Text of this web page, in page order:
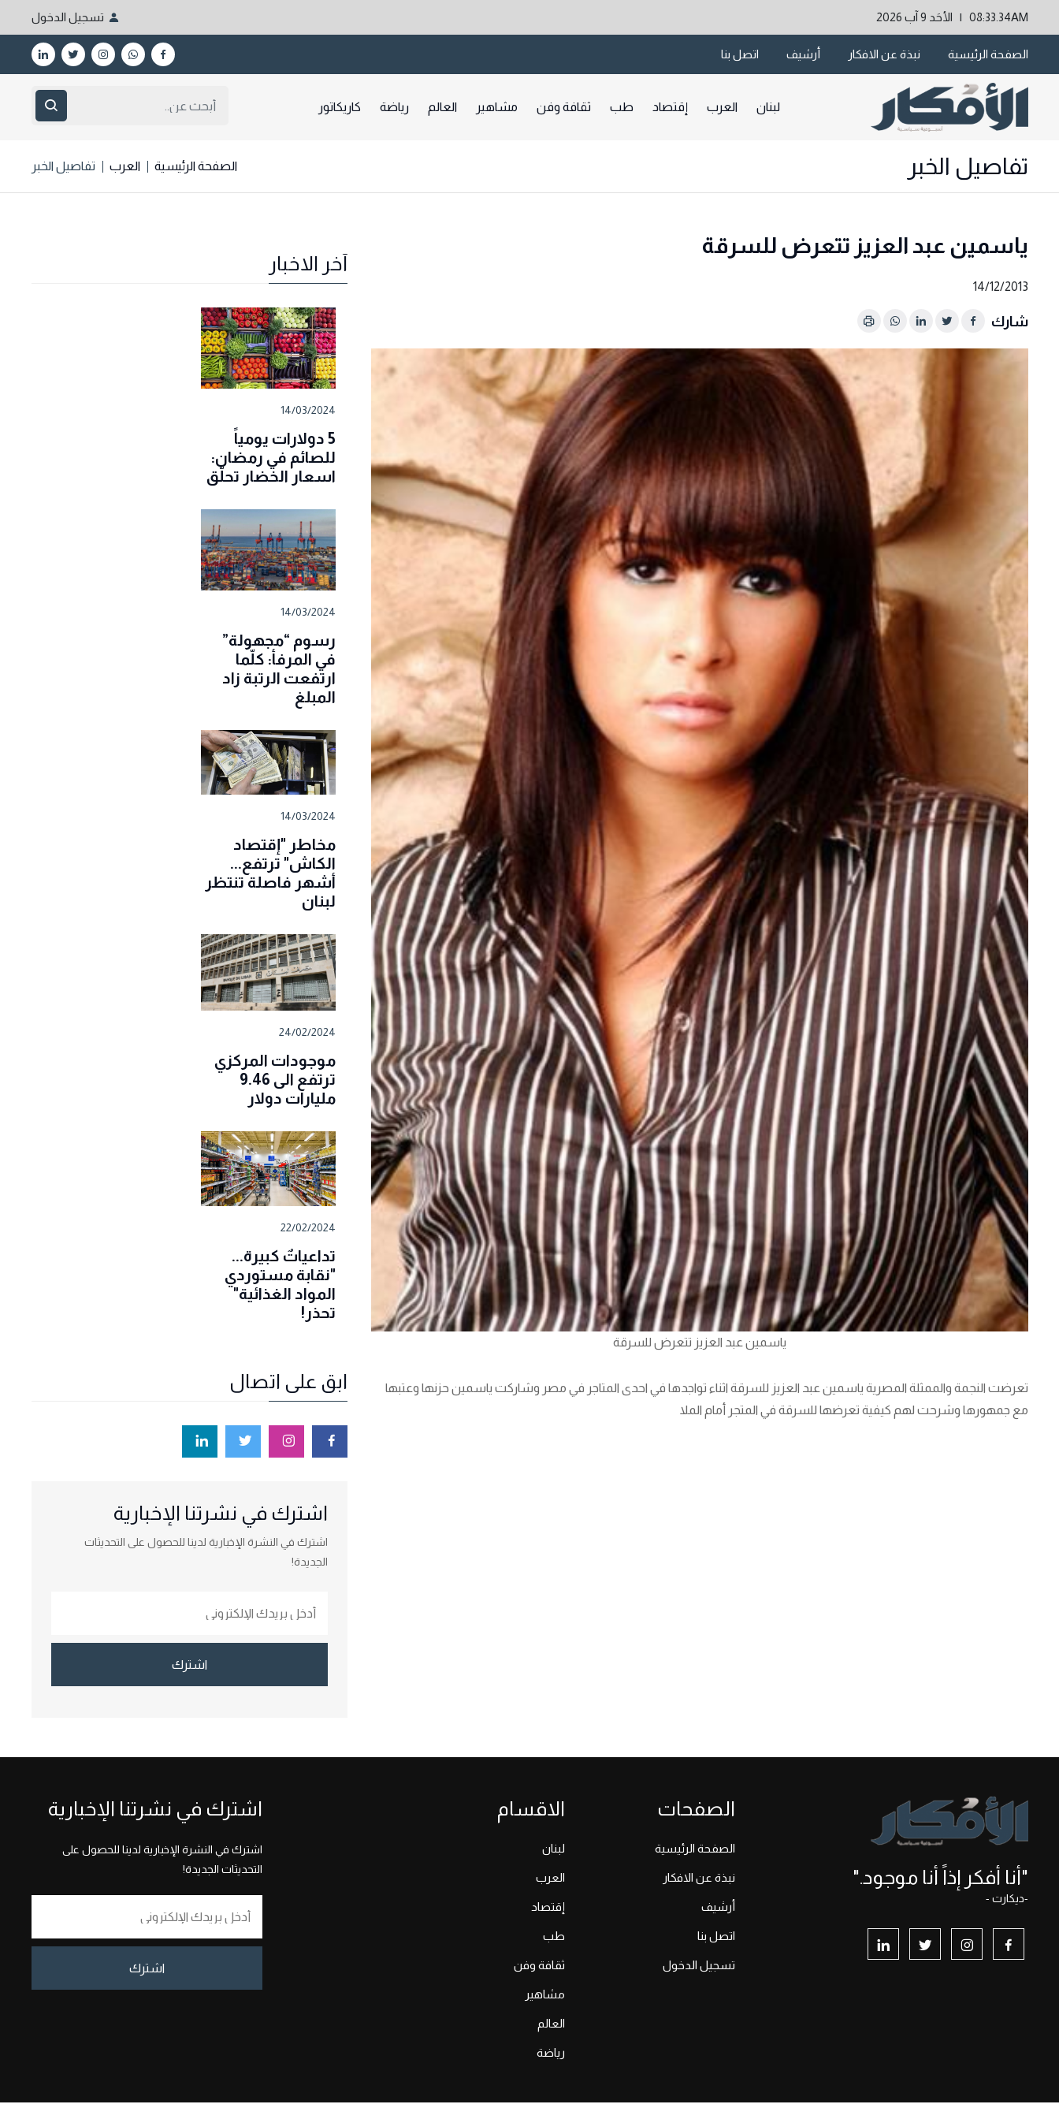
08:33.34AM | الأحَد 9 آب 2026 تسجيل الدخول
الصفحة الرئيسية نبذة عن الافكار أرشيف اتصل بنا
لبنان العرب إقتصاد طب ثقافة وفن مشاهير العالم رياضة كاريكاتور
تفاصيل الخبر الصفحة الرئيسية العرب تفاصيل الخبر
ياسمين عبد العزيز تتعرض للسرقة
14/12/2013
شارك
ياسمين عبد العزيز تتعرض للسرقة
تعرضت النجمة والممثلة المصرية ياسمين عبد العزيز للسرقة اثناء تواجدها في احدى المتاجر في مصر وشاركت ياسمين حزنها وعتبها
مع جمهورها وشرحت لهم كيفية تعرضها للسرقة في المتجر أمام الملا
آخر الاخبار
14/03/2024
5 دولارات يومياً
للصائم في رمضان:
اسعار الخضار تحلّق
14/03/2024
رسوم “مجهولة”
في المرفأ: كلّما
ارتفعت الرتبة زاد
المبلغ
14/03/2024
مخاطر "إقتصاد
الكاش" ترتفع...
أشهر فاصلة تنتظر
لبنان
24/02/2024
موجودات المركزي
ترتفع الى 9.46
مليارات دولار
22/02/2024
تداعياتٌ كبيرة...
"نقابة مستوردي
المواد الغذائية"
تحذر!
ابق على اتصال
اشترك في نشرتنا الإخبارية
اشترك في النشرة الإخبارية لدينا للحصول على التحديثات
الجديدة!
اشترك
"أنا أفكر إذاً أنا موجود."
-ديكارت -
الصفحات
الصفحة الرئيسية
نبذة عن الافكار
أرشيف
اتصل بنا
تسجيل الدخول
الاقسام
لبنان
العرب
إقتصاد
طب
ثقافة وفن
مشاهير
العالم
رياضة
اشترك في نشرتنا الإخبارية
اشترك في النشرة الإخبارية لدينا للحصول على
التحديثات الجديدة!
اشترك